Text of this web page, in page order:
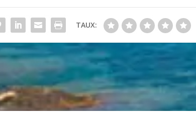
TAUX: